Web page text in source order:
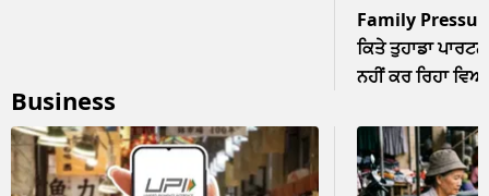
Family
ਕਿਤੇ ਤੁਹਾਡਾ
ਨਹੀਂ ਕਰ ਰਿਹਾ
Business